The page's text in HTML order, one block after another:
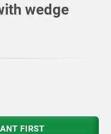
wedge
FIRST